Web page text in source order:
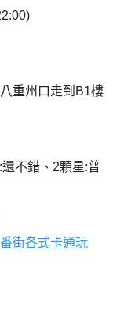
重州口走到B1樓
不錯、2顆星:普
街各式卡通玩